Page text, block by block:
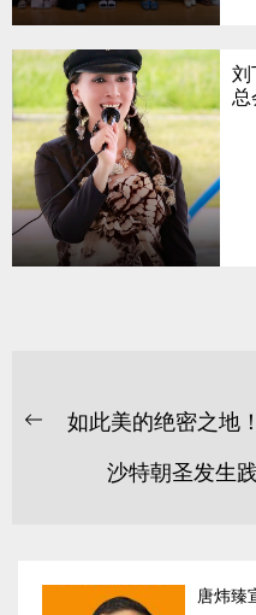
文
Previous
如此美的绝密之地
沙特朝圣发生
唐炜臻